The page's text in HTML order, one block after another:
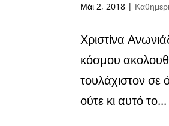
Μάι 2, 2018 |
Χριστίνα
κόσμου
τουλάχιστον σε
ούτε κι αυτό το...